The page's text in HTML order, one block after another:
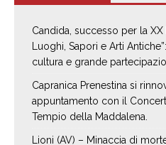
Candida, successo per la XX
Luoghi, Sapori e Arti
cultura e grande
Capranica Prenestina si
appuntamento con il
Tempio della Maddalena.
Lioni (AV) – Minaccia di